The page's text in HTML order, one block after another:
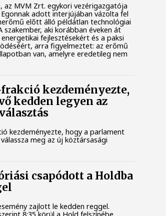
az MVM Zrt. egykori vezérigazgatója
Egonnak adott interjújában vázolta fel
előtt álló példátlan technológiai
szakember, aki korábban éveken át
fejlesztésekért és a paksi
arra figyelmeztet: az erőmű
van, amelyre eredetileg nem
kezdeményezte,
kedden legyen az
kezdeményezte, hogy a parlament
meg az új köztársasági
csapódott a Holdba
zajlott le kedden reggel.